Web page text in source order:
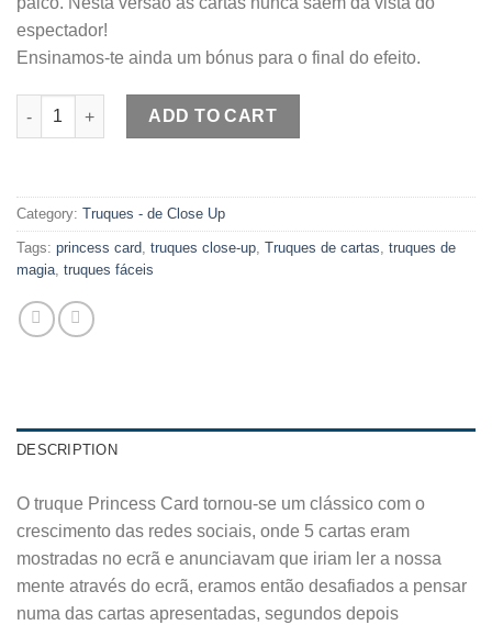
espectador!
Ensinamos-te ainda um bónus para o final do efeito.
Ultimate Princess Card Trick quantity
ADD TO CART
Category: Truques - de Close Up
Tags: princess card, truques close-up, Truques de cartas, truques de
magia, truques fáceis
DESCRIPTION
O truque Princess Card tornou-se um clássico com o
crescimento das redes sociais, onde 5 cartas eram
mostradas no ecrã e anunciavam que iriam ler a nossa
mente através do ecrã, eramos então desafiados a pensar
numa das cartas apresentadas, segundos depois